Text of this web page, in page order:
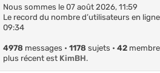
Nous sommes le 07 août 2026, 11:59
Le record du nombre d’utilisateurs en
09:34
4978 messages • 1178 sujets • 42
plus récent est KimBH.